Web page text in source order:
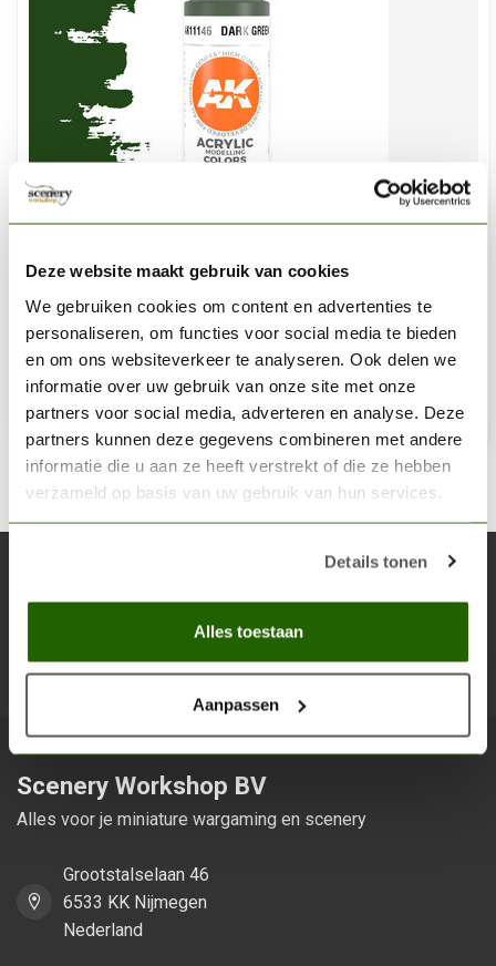
Deze website maakt gebruik van cookies
We gebruiken cookies om content en advertenties te
personaliseren, om functies voor social media te bieden
en om ons websiteverkeer te analyseren. Ook delen we
informatie over uw gebruik van onze site met onze
partners voor social media, adverteren en analyse. Deze
partners kunnen deze gegevens combineren met andere
informatie die u aan ze heeft verstrekt of die ze hebben
verzameld op basis van uw gebruik van hun services.
Details tonen
Alles toestaan
Aanpassen
Dark Green Acrylic Modelling Colors - 17ml - AK11146
€2,75
Op voorraad
Blijf op de hoogte over onze laatste acties
Scenery Workshop BV
Alles voor je miniature wargaming en scenery
Grootstalselaan 46
6533 KK Nijmegen
Nederland